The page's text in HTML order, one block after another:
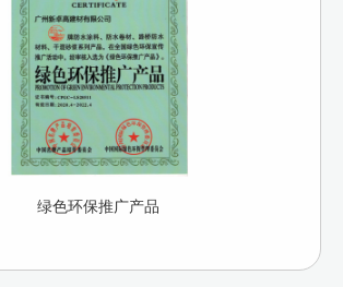
绿色环保推广产品